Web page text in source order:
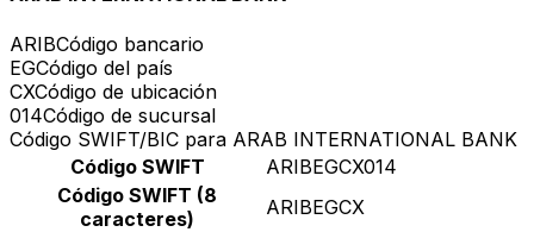
ARIBCódigo bancario
EGCódigo del país
CXCódigo de ubicación
014Código de sucursal
Código SWIFT/BIC para ARAB INTERNATIONAL BANK
Código SWIFT
ARIBEGCX014
Código SWIFT (8
caracteres)
ARIBEGCX